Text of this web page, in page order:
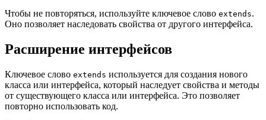
Чтобы не повторяться, используйте ключевое слово extends.
Оно позволяет наследовать свойства от другого интерфейса.
Расширение интерфейсов
Ключевое слово extends используется для создания нового
класса или интерфейса, который наследует свойства и методы
от существующего класса или интерфейса. Это позволяет
повторно использовать код.